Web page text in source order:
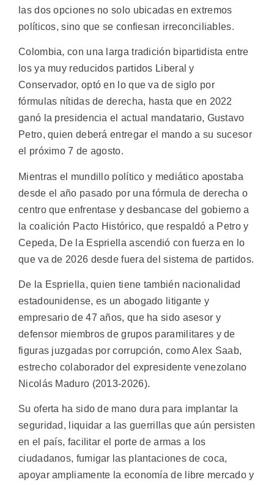
las dos opciones no solo ubicadas en extremos
políticos, sino que se confiesan irreconciliables.
Colombia, con una larga tradición bipartidista entre
los ya muy reducidos partidos Liberal y
Conservador, optó en lo que va de siglo por
fórmulas nítidas de derecha, hasta que en 2022
ganó la presidencia el actual mandatario, Gustavo
Petro, quien deberá entregar el mando a su sucesor
el próximo 7 de agosto.
Mientras el mundillo político y mediático apostaba
desde el año pasado por una fórmula de derecha o
centro que enfrentase y desbancase del gobierno a
la coalición Pacto Histórico, que respaldó a Petro y
Cepeda, De la Espriella ascendió con fuerza en lo
que va de 2026 desde fuera del sistema de partidos.
De la Espriella, quien tiene también nacionalidad
estadounidense, es un abogado litigante y
empresario de 47 años, que ha sido asesor y
defensor miembros de grupos paramilitares y de
figuras juzgadas por corrupción, como Alex Saab,
estrecho colaborador del expresidente venezolano
Nicolás Maduro (2013-2026).
Su oferta ha sido de mano dura para implantar la
seguridad, liquidar a las guerrillas que aún persisten
en el país, facilitar el porte de armas a los
ciudadanos, fumigar las plantaciones de coca,
apoyar ampliamente la economía de libre mercado y